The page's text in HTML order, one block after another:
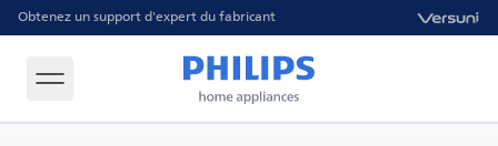
Obtenez un support d'expert du fabricant